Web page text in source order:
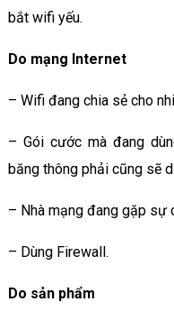
bắt wifi yếu.
Do mạng Internet
– Wifi đang chia sẻ cho
– Gói cước mà đang
băng thông phải cũng sẽ
– Nhà mạng đang gặp sự
– Dùng Firewall.
Do sản phẩm